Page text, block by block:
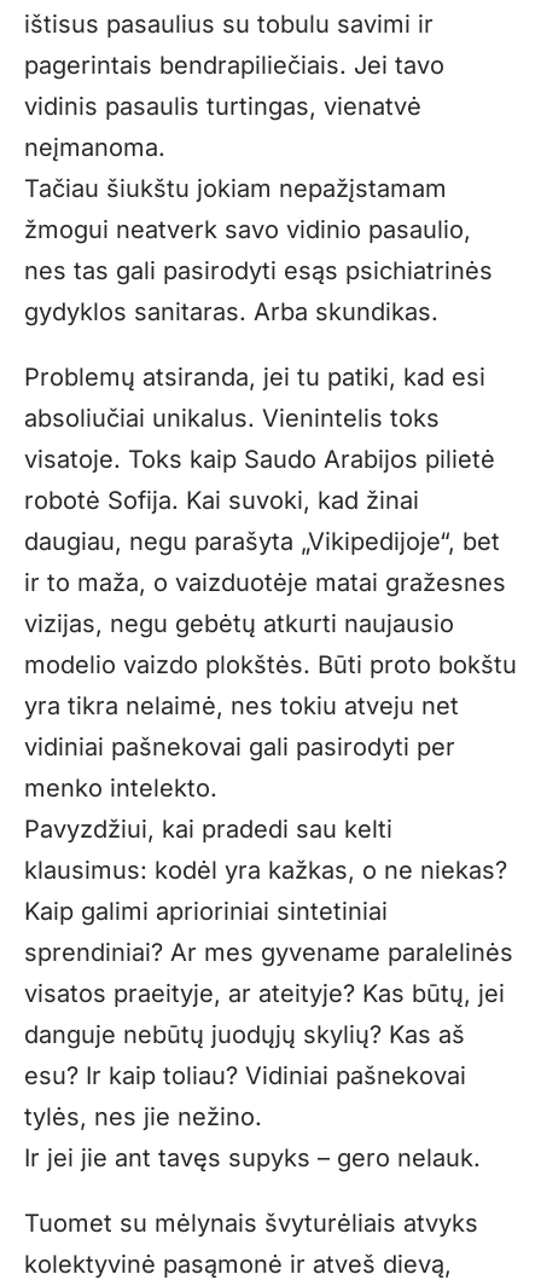
ištisus pasaulius su tobulu savimi ir
pagerintais bendrapiliečiais. Jei tavo
vidinis pasaulis turtingas, vienatvė
neįmanoma.
Tačiau šiukštu jokiam nepažįstamam
žmogui neatverk savo vidinio pasaulio,
nes tas gali pasirodyti esąs psichiatrinės
gydyklos sanitaras. Arba skundikas.
Problemų atsiranda, jei tu patiki, kad esi
absoliučiai unikalus. Vienintelis toks
visatoje. Toks kaip Saudo Arabijos pilietė
robotė Sofija. Kai suvoki, kad žinai
daugiau, negu parašyta „Vikipedijoje“, bet
ir to maža, o vaizduotėje matai gražesnes
vizijas, negu gebėtų atkurti naujausio
modelio vaizdo plokštės. Būti proto bokštu
yra tikra nelaimė, nes tokiu atveju net
vidiniai pašnekovai gali pasirodyti per
menko intelekto.
Pavyzdžiui, kai pradedi sau kelti
klausimus: kodėl yra kažkas, o ne niekas?
Kaip galimi aprioriniai sintetiniai
sprendiniai? Ar mes gyvename paralelinės
visatos praeityje, ar ateityje? Kas būtų, jei
danguje nebūtų juodųjų skylių? Kas aš
esu? Ir kaip toliau? Vidiniai pašnekovai
tylės, nes jie nežino.
Ir jei jie ant tavęs supyks – gero nelauk.
Tuomet su mėlynais švyturėliais atvyks
kolektyvinė pasąmonė ir atveš dievą,